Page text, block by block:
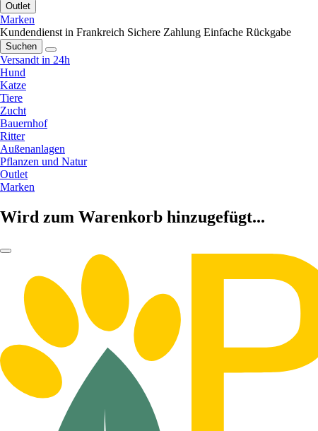
Outlet
Marken
Kundendienst in Frankreich Sichere Zahlung Einfache Rückgabe
Suchen
Versandt in 24h
Hund
Katze
Tiere
Zucht
Bauernhof
Ritter
Außenanlagen
Pflanzen und Natur
Outlet
Marken
Wird zum Warenkorb hinzugefügt...